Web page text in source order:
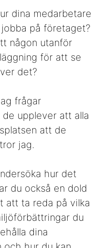
dina medarbetare
på företaget?
någon utanför
för att se
det?
frågar
upplever att alla
att de
jag.
hur det
du också en dold
att ta reda på vilka
du
dina